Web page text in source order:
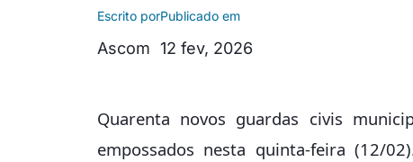
Escrito por
Ascom
Publicado em
12 fev, 2026
Quarenta novos guardas civis
empossados nesta quinta-feira (12/